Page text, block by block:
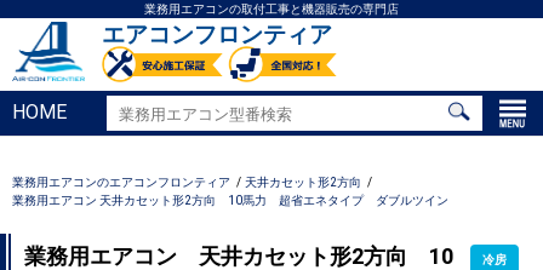
業務用エアコンの取付工事と機器販売の専門店
エアコンフロンティア
HOME
業務用エアコンのエアコンフロンティア
天井カセット形2方向
業務用エアコン 天井カセット形2方向 10馬力 超省エネタイプ ダブルツイン
業務用エアコン 天井カセット形2方向 10
冷房